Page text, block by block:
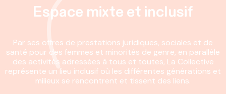
Espace mixte et inclusif
Par ses offres de prestations juridiques, sociales et de
santé pour des femmes et minorités de genre, en parallèle
des activités adressées à tous et toutes, La Collective
représente un lieu inclusif où les différentes générations et
milieux se rencontrent et tissent des liens.​